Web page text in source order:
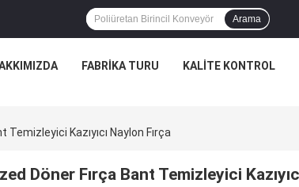
Arama
FABRIKA TURU KALITE KONTROL
Kazıyıcı Naylon Fırça
Döner Fırça Bant Temizleyici